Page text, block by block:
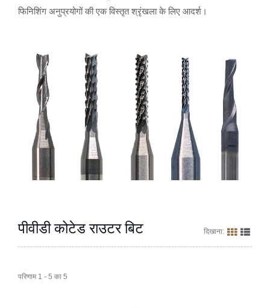
फिनिशिंग अनुप्रयोगों की एक विस्तृत श्रृंखला के लिए आदर्श।
पीवीडी कोटेड राउटर बिट दिखाना:
परिणाम 1 - 5 का 5